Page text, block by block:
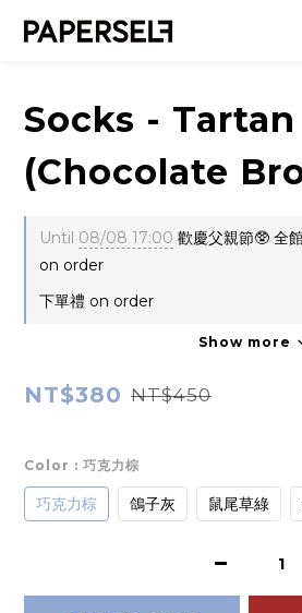
Socks - Tartan
(Chocolate
Until 08/08 17:00 歡慶父親節🥸 全
on order
下單禮 on order
Show more
NT$380 NT$450
Color : 巧克力棕
巧克力棕 鴿子灰 鼠尾草綠